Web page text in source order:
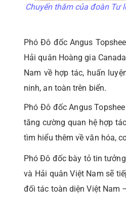
Chuyến thăm của đoàn Tư
Phó Đô đốc Angus
Hải quân Hoàng gia
Nam về hợp tác, huấn
ninh, an toàn trên biển.
Phó Đô đốc Angus
tăng cường quan hệ hợp
tìm hiểu thêm về văn hóa,
Phó Đô đốc bày tỏ tin
và Hải quân Việt Nam sẽ
đối tác toàn diện Việt Nam